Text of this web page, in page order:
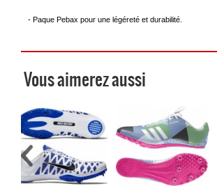
- Paque Pebax pour une légéreté et durabilité.
Vous aimerez aussi